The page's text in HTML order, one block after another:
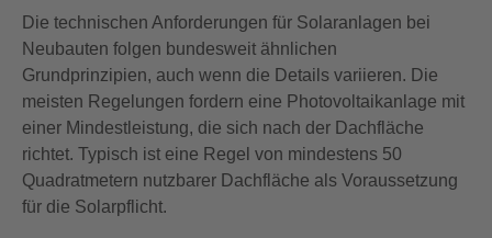
Die technischen Anforderungen für Solaranlagen bei
Neubauten folgen bundesweit ähnlichen
Grundprinzipien, auch wenn die Details variieren. Die
meisten Regelungen fordern eine Photovoltaikanlage mit
einer Mindestleistung, die sich nach der Dachfläche
richtet. Typisch ist eine Regel von mindestens 50
Quadratmetern nutzbarer Dachfläche als Voraussetzung
für die Solarpflicht.